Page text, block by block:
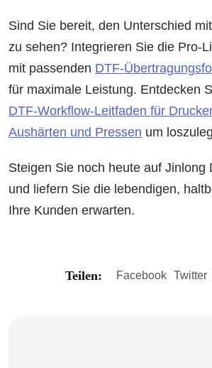
Sind Sie bereit, den Unterschied
zu sehen? Integrieren Sie die Pro-
mit passenden DTF-
für maximale Leistung. Entdecken
DTF-Workflow-Leitfaden für
Aushärten und Pressen um
Steigen Sie noch heute auf Jinlong
und liefern Sie die lebendigen,
Ihre Kunden erwarten.
Teilen: Facebook Twitter